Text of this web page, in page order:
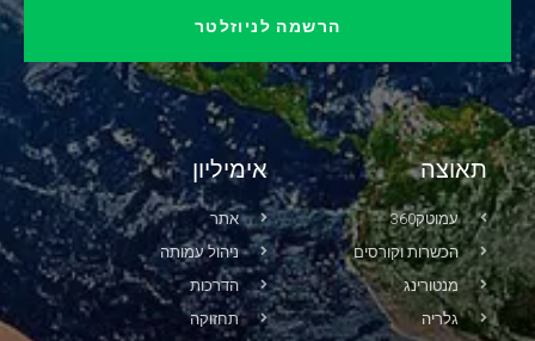
הרשמה לניוזלטר
תאוצה
עמוטק360
הכשרות וקורסים
מנטורינג
גלריה
אימיליון
אתר
ניהול עמותה
הדרכות
תחזוקה